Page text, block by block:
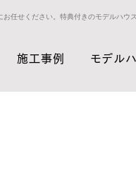
任せください。特典付きのモデルハウ
施工事例 モデル